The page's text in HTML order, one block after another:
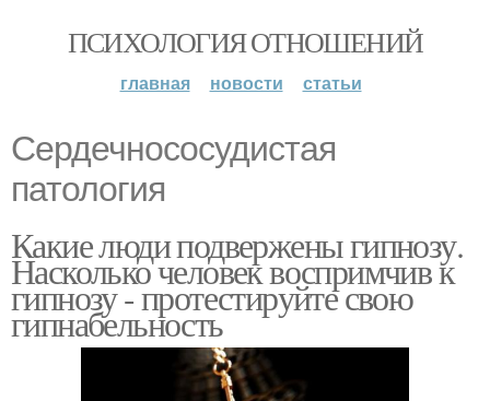
ПСИХОЛОГИЯ ОТНОШЕНИЙ
главная новости статьи
Сердечнососудистая
патология
Какие люди подвержены гипнозу.
Насколько человек воспримчив к
гипнозу - протестируйте свою
гипнабельность